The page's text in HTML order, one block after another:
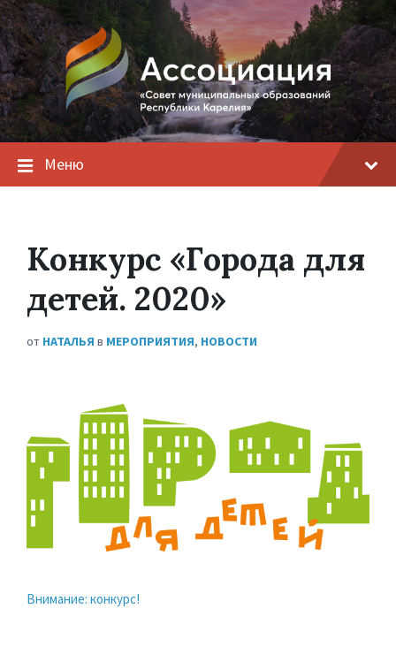
Меню
Конкурс «Города для
детей. 2020»
от НАТАЛЬЯ в МЕРОПРИЯТИЯ, НОВОСТИ
Внимание: конкурс!